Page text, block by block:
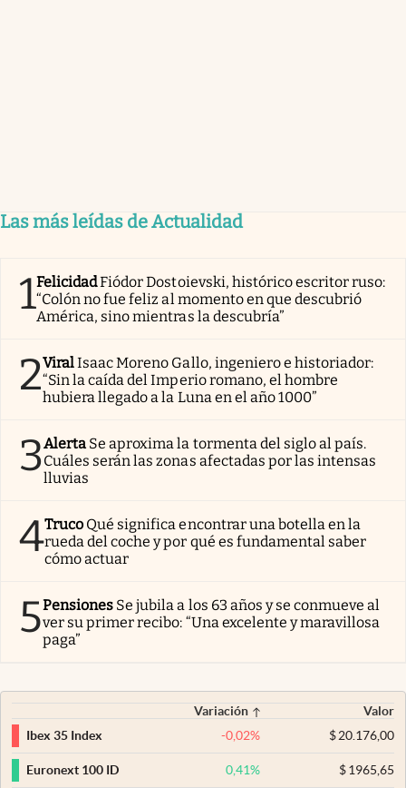
Las más leídas de Actualidad
1FelicidadFiódor Dostoievski, histórico escritor ruso:
“Colón no fue feliz al momento en que descubrió
América, sino mientras la descubría”
2ViralIsaac Moreno Gallo, ingeniero e historiador:
“Sin la caída del Imperio romano, el hombre
hubiera llegado a la Luna en el año 1000”
3Alerta Se aproxima la tormenta del siglo al país.
Cuáles serán las zonas afectadas por las intensas
lluvias
4Truco Qué significa encontrar una botella en la
rueda del coche y por qué es fundamental saber
cómo actuar
5Pensiones Se jubila a los 63 años y se conmueve al
ver su primer recibo: “Una excelente y maravillosa
paga”
Variación
Valor
Ibex 35 Index
-0,02% $20.176,00
Euronext 100 ID 0,41% $1965,65